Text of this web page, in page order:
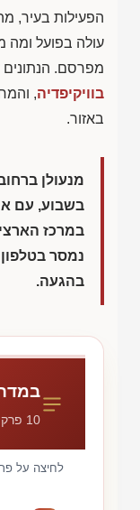
הפעילות בעיר,
עולה בפועל ומה
מפרסם. הנתונים
בוויקיפדיה,
באזור.
מנעולן
בשבוע, עם
במרכז
נמסר
בהגעה.
10 פרקים · קריאה של כ-9 דקות
לחיצה על